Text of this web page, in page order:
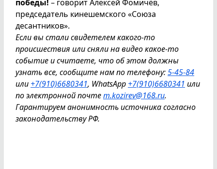
победы! – говорит Алексей Фомичёв,
председатель кинешемского «Союза
десантников».
Если вы стали свидетелем какого-то
происшествия или сняли на видео какое-то
событие и считаете, что об этом должны
узнать все, сообщите нам по телефону:5-45-84
или +7(910)6680341, WhatsApp +7(910)6680341 или
по электронной почтеm.kozirev@168.ru.
Гарантируем анонимность источника согласно
законодательству РФ.